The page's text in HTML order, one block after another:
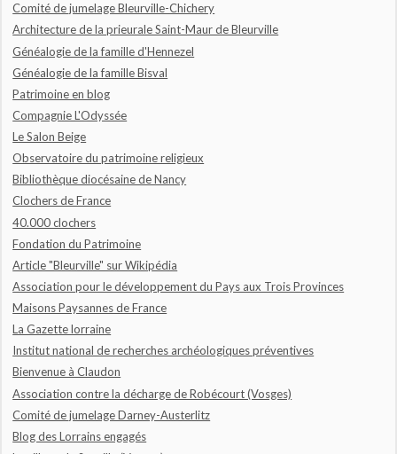
Comité de jumelage Bleurville-Chichery
Architecture de la prieurale Saint-Maur de Bleurville
Généalogie de la famille d'Hennezel
Généalogie de la famille Bisval
Patrimoine en blog
Compagnie L'Odyssée
Le Salon Beige
Observatoire du patrimoine religieux
Bibliothèque diocésaine de Nancy
Clochers de France
40.000 clochers
Fondation du Patrimoine
Article "Bleurville" sur Wikipédia
Association pour le développement du Pays aux Trois Provinces
Maisons Paysannes de France
La Gazette lorraine
Institut national de recherches archéologiques préventives
Bienvenue à Claudon
Association contre la décharge de Robécourt (Vosges)
Comité de jumelage Darney-Austerlitz
Blog des Lorrains engagés